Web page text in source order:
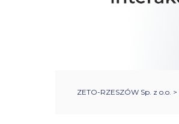
ZETO-RZESZÓW Sp. z o.o. >